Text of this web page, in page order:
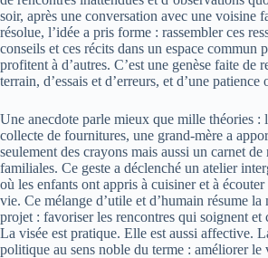
soir, après une conversation avec une voisine
résolue, l’idée a pris forme : rassembler ces
conseils et ces récits dans un espace commun
profitent à d’autres. C’est une genèse faite de
terrain, d’essais et d’erreurs, et d’une patience
Une anecdote parle mieux que mille théories :
collecte de fournitures, une grand-mère a
seulement des crayons mais aussi un carnet de
familiales. Ce geste a déclenché un atelier
où les enfants ont appris à cuisiner et à
vie. Ce mélange d’utile et d’humain résume
projet : favoriser les rencontres qui soignent et
La visée est pratique. Elle est aussi affective.
politique au sens noble du terme : améliorer le